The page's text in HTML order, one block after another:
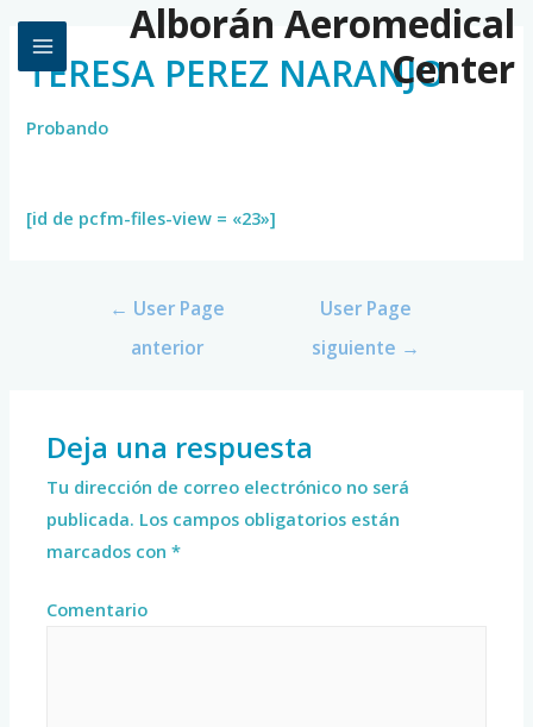
Alborán Aeromedical
Center
TERESA PEREZ NARANJO
Probando
[id de pcfm-files-view = «23»]
← User Page
anterior
User Page
siguiente →
Deja una respuesta
Tu dirección de correo electrónico no será
publicada. Los campos obligatorios están
marcados con*
Comentario